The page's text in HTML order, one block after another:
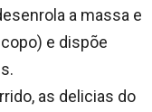
a massa e
e dispõe
as delicias do